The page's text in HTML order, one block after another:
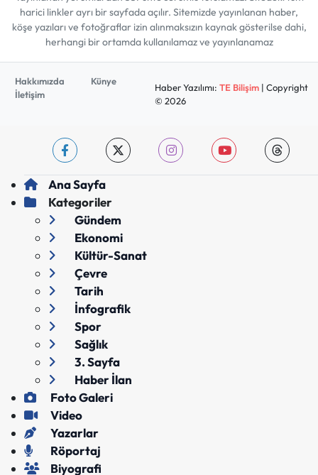
harici linkler ayrı bir sayfada açılır. Sitemizde yayınlanan haber,
köşe yazıları ve fotoğraflar izin alınmaksızın kaynak gösterilse dahi,
herhangi bir ortamda kullanılamaz ve yayınlanamaz
Hakkımızda
Künye
İletişim
Haber Yazılımı: TE Bilişim| Copyright
© 2026
Ana Sayfa
Kategoriler
Gündem
Ekonomi
Kültür-Sanat
Çevre
Tarih
İnfografik
Spor
Sağlık
3. Sayfa
Haber İlan
Foto Galeri
Video
Yazarlar
Röportaj
Biyografi